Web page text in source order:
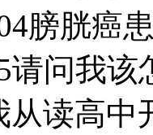
膀胱癌
请问我
读高中